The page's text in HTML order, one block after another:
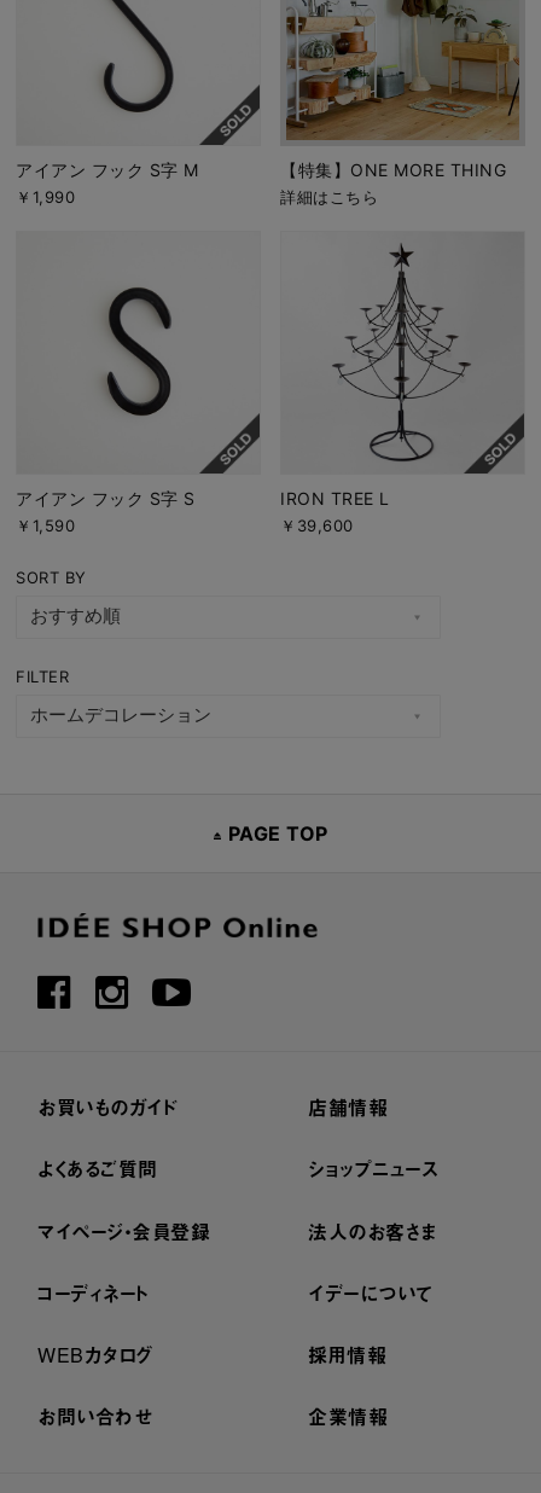
アイアン フック S字 M
￥1,990
【特集】ONE MORE THING
詳細はこちら
アイアン フック S字 S
￥1,590
IRON TREE L
￥39,600
SORT BY
FILTER
PAGE TOP
お買いものガイド
よくあるご質問
マイページ・会員登録
コーディネート
WEBカタログ
お問い合わせ
店舗情報
ショップニュース
法人のお客さま
イデーについて
採用情報
企業情報